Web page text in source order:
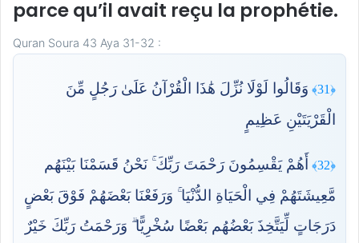
parce qu’il avait reçu la prophétie.
Quran Soura 43 Aya 31-32 :
﴿31﴾
وَقَالُوا لَوْلَا نُزِّلَ هَٰذَا الْقُرْآنُ عَلَىٰ رَجُلٍ مِّنَ
الْقَرْيَتَيْنِ عَظِيمٍ
﴿32﴾
أَهُمْ يَقْسِمُونَ رَحْمَتَ رَبِّكَ ۚ نَحْنُ قَسَمْنَا بَيْنَهُم
مَّعِيشَتَهُمْ فِي الْحَيَاةِ الدُّنْيَا ۚ وَرَفَعْنَا بَعْضَهُمْ فَوْقَ بَعْضٍ
دَرَجَاتٍ لِّيَتَّخِذَ بَعْضُهُم بَعْضًا سُخْرِيًّا ۗ وَرَحْمَتُ رَبِّكَ خَيْرٌ